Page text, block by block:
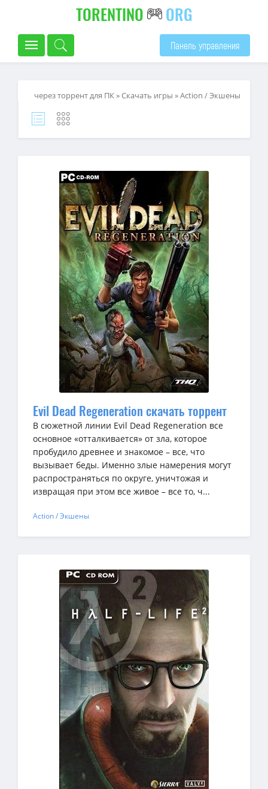
TORENTINO ORG
Панель управления
через торрент для ПК»Скачать игры »Action / Экшены
Evil Dead Regeneration скачать торрент
В сюжетной линии Evil Dead Regeneration все
основное «отталкивается» от зла, которое
пробудило древнее и знакомое – все, что
вызывает беды. Именно злые намерения могут
распространяться по округе, уничтожая и
извращая при этом все живое – все то, ч...
Action / Экшены